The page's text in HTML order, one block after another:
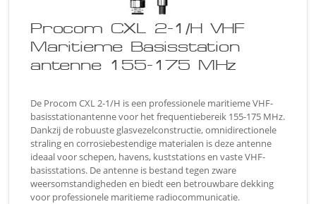
Procom CXL 2-1/H VHF
Maritieme Basisstation
antenne 155-175 MHz
De Procom CXL 2-1/H is een professionele maritieme VHF-
basisstationantenne voor het frequentiebereik 155-175 MHz.
Dankzij de robuuste glasvezelconstructie, omnidirectionele
straling en corrosiebestendige materialen is deze antenne
ideaal voor schepen, havens, kuststations en vaste VHF-
basisstations. De antenne is bestand tegen zware
weersomstandigheden en biedt een betrouwbare dekking
voor professionele maritieme radiocommunicatie.